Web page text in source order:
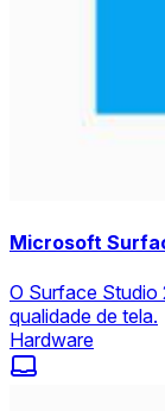
Microsoft
O Surface Studio
qualidade de tela.
Hardware